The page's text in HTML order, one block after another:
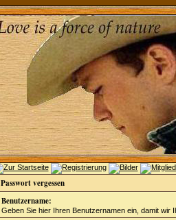
Passwort vergessen
Benutzername:
Geben Sie hier Ihren Benutzernamen ein, damit wir